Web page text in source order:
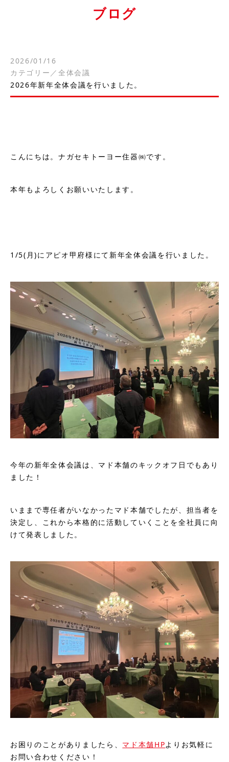
ブログ
2026/01/16
カテゴリー／全体会議
2026年新年全体会議を行いました。
こんにちは。ナガセキトーヨー住器㈱です。
本年もよろしくお願いいたします。
1/5(月)にアピオ甲府様にて新年全体会議を行いました。
今年の新年全体会議は、マド本舗のキックオフ日でもあり
ました！
いままで専任者がいなかったマド本舗でしたが、担当者を
決定し、これから本格的に活動していくことを全社員に向
けて発表しました。
お困りのことがありましたら、 マド本舗HPよりお気軽に
お問い合わせください！